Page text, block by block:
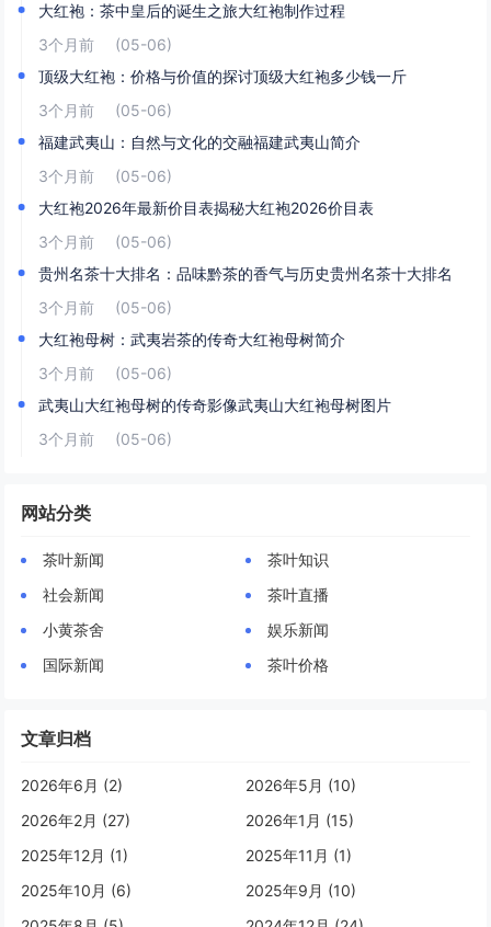
大红袍：茶中皇后的诞生之旅大红袍制作过程
3个月前
(05-06)
顶级大红袍：价格与价值的探讨顶级大红袍多少钱一斤
3个月前
(05-06)
福建武夷山：自然与文化的交融福建武夷山简介
3个月前
(05-06)
大红袍2026年最新价目表揭秘大红袍2026价目表
3个月前
(05-06)
贵州名茶十大排名：品味黔茶的香气与历史贵州名茶十大排名
3个月前
(05-06)
大红袍母树：武夷岩茶的传奇大红袍母树简介
3个月前
(05-06)
武夷山大红袍母树的传奇影像武夷山大红袍母树图片
3个月前
(05-06)
网站分类
茶叶新闻
茶叶知识
社会新闻
茶叶直播
小黄茶舍
娱乐新闻
国际新闻
茶叶价格
文章归档
2026年6月 (2)
2026年5月 (10)
2026年2月 (27)
2026年1月 (15)
2025年12月 (1)
2025年11月 (1)
2025年10月 (6)
2025年9月 (10)